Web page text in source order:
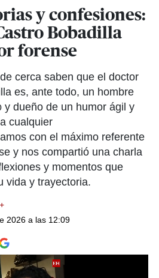
y confesiones:
Bobadilla
forense
cerca saben que el doctor
es, ante todo, un hombre
y dueño de un humor ágil y
cualquier
con el máximo referente
y nos compartió una charla
y momentos que
vida y trayectoria.
2026 a las 12:09